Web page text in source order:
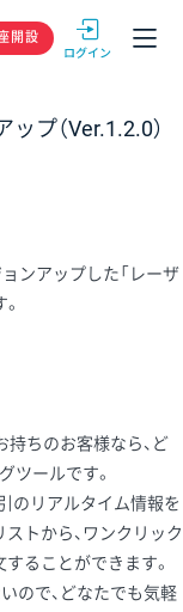
GMOクリック
開設
プ（Ver.1.2.0）
ンアップした「レーザ
持ちのお客様なら、ど
ツールです。
のリアルタイム情報を
トから、ワンクリック
ることができます。
ので、どなたでも気軽